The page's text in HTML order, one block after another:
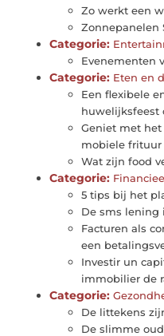
Zo werkt een
Zonnepanelen
Categorie:
Evenementen
Categorie: Eten en
Een flexibele
huwelijksfeest
Geniet met het
mobiele frituur
Wat zijn food
Categorie:
5 tips bij het
De sms lening
Facturen als
een
Investir un
immobilier de
Categorie:
De littekens
De slimme